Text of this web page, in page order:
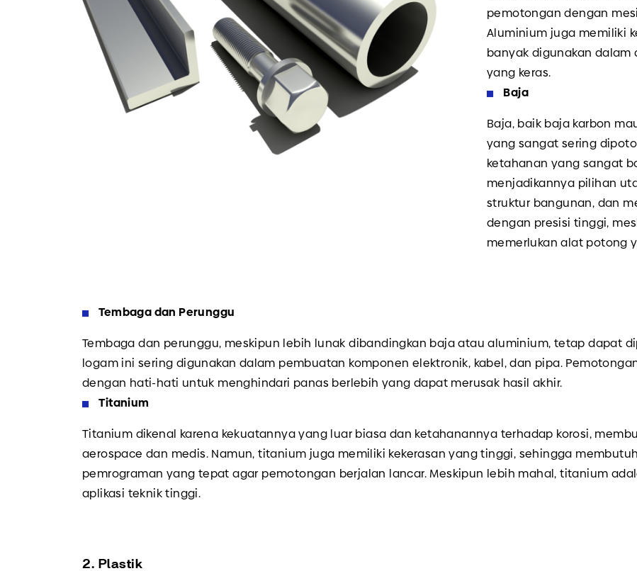
pemotongan dengan
Aluminium juga memiliki
banyak digunakan
yang keras.
Baja
Baja, baik baja karbon
yang sangat sering
ketahanan yang sangat
menjadikannya pilihan
struktur bangunan, dan
dengan presisi tinggi,
memerlukan alat potong
Tembaga dan Perunggu
Tembaga dan perunggu, meskipun lebih lunak dibandingkan baja atau aluminium, tetap dapat
logam ini sering digunakan dalam pembuatan komponen elektronik, kabel, dan pipa.
dengan hati-hati untuk menghindari panas berlebih yang dapat merusak hasil akhir.
Titanium
Titanium dikenal karena kekuatannya yang luar biasa dan ketahanannya terhadap korosi,
aerospace dan medis. Namun, titanium juga memiliki kekerasan yang tinggi, sehingga
pemrograman yang tepat agar pemotongan berjalan lancar. Meskipun lebih mahal, titanium
aplikasi teknik tinggi.
2. Plastik